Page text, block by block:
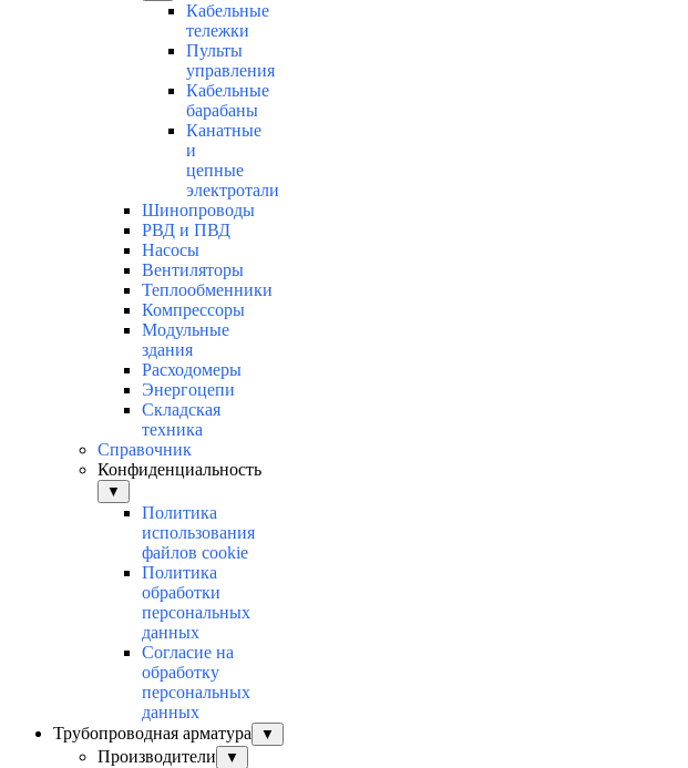
Кабельные
тележки
Пульты
управления
Кабельные
барабаны
Канатные
и
цепные
электротали
Шинопроводы
РВД и ПВД
Насосы
Вентиляторы
Теплообменники
Компрессоры
Модульные
здания
Расходомеры
Энергоцепи
Складская
техника
Справочник
Конфиденциальность
▼
Политика
использования
файлов cookie
Политика
обработки
персональных
данных
Согласие на
обработку
персональных
данных
Трубопроводная арматура
▼
Производители ▼